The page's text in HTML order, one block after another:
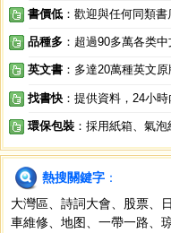
書價低 ：歡迎與任何同類
品種多 ：超過90多萬各类
英文書 ：多達20萬種英文
找書快 ：提供資料，24小
環保包裝 ：採用紙箱、氣
熱搜關鍵字 ：
大灣區
詩詞大會 股票
車維修
地图 一帶一路